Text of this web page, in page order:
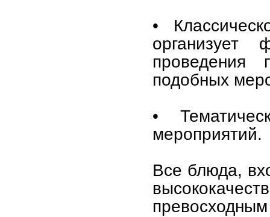
•
проведения
подобных
•
мероприятий.
Все блюда,